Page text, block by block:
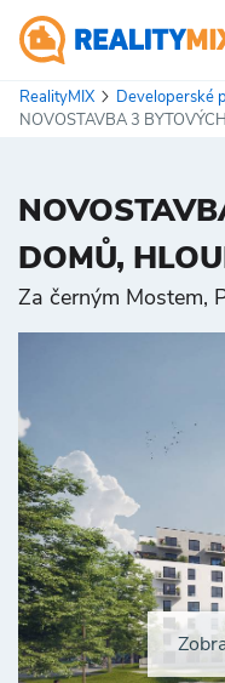
RealityMIX
Developerské
NOVOSTAVBA 3
DOMŮ,
Za černým Mostem,